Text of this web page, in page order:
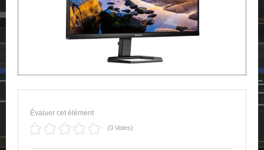
Évaluer cet élément
(0 Votes)